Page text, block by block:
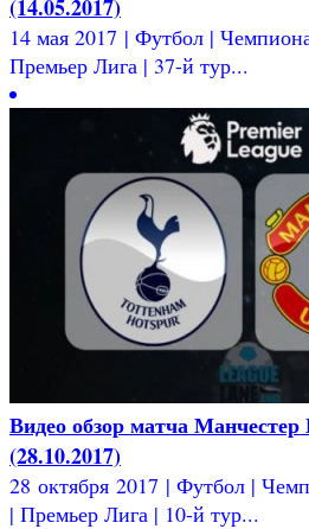
(14.05.2017)
14 мая 2017 | Футбол |
Премьер Лига | 37-й тур...
Видео обзор матча
(28.10.2017)
28 октября 2017 | Футбол |
| Премьер Лига | 10-й тур...